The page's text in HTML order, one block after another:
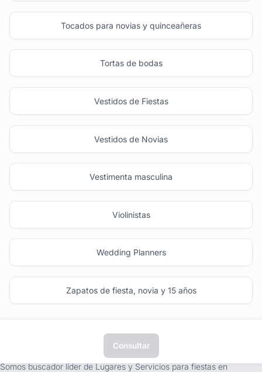
Tocados para novias y quinceañeras
Tortas de bodas
Vestidos de Fiestas
Vestidos de Novias
Vestimenta masculina
Violinistas
Wedding Planners
Zapatos de fiesta, novia y 15 años
Consultar
Somos buscador líder de Lugares y Servicios para fiestas en